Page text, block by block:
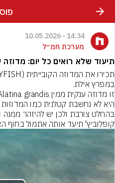
14:34 - 10.05.2026
מערכת חמ״ל
תיעוד שלא רואים כל יום:
במפרץ אילת.
קופלוביץ' תיעד אותה אתמול בחוף